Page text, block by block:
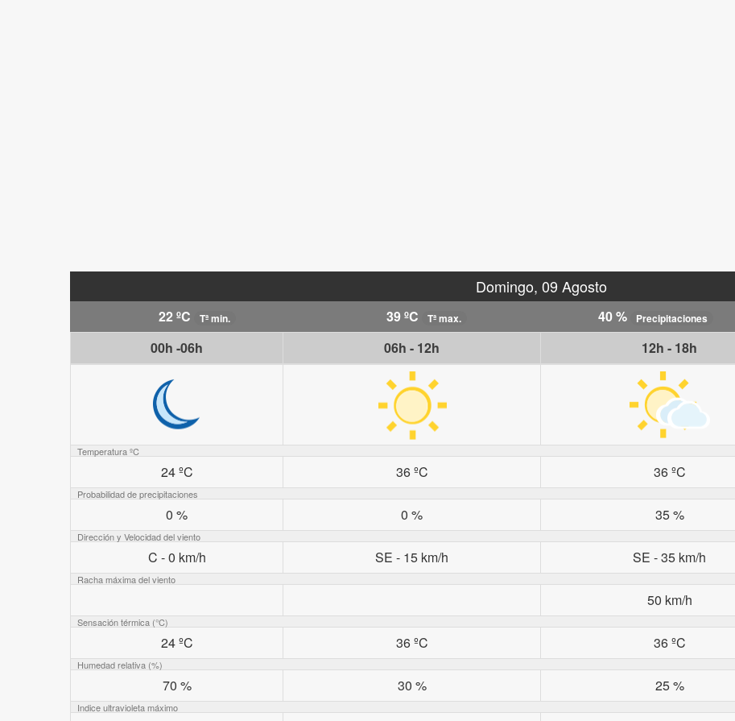
Domingo, 09 Agosto
22 ºC Tª min. 39 ºC Tª max. 40 % Precipitaciones
00h -06h
06h - 12h 12h - 18h
Temperatura ºC
24 ºC 36 ºC 36 ºC
Probabilidad de precipitaciones
0 % 0 % 35 %
Dirección y Velocidad del viento
C - 0 km/h SE - 15 km/h SE - 35 km/h
Racha máxima del viento
50 km/h
Sensación térmica (°C)
24 ºC 36 ºC 36 ºC
Humedad relativa (%)
70 % 30 % 25 %
Indice ultravioleta máximo